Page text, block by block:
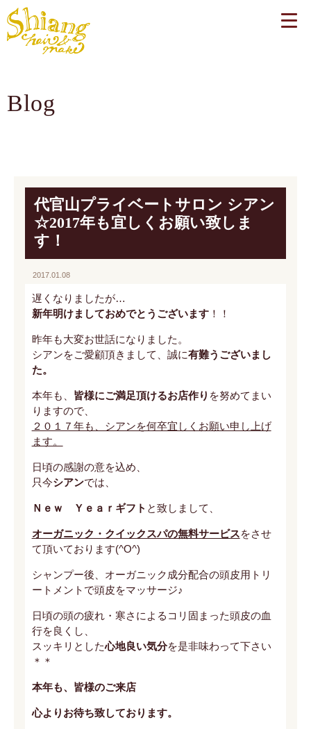
Blog
代官山プライベートサロン シアン
☆2017年も宜しくお願い致しま
す！
2017.01.08
遅くなりましたが…
新年明けましておめでとうございます！！
昨年も大変お世話になりました。
シアンをご愛顧頂きまして、誠に有難うございまし
た。
本年も、 皆様にご満足頂けるお店作り を努めてまい
りますので、
２０１７年も、シアンを何卒宜しくお願い申し上げ
ます。
日頃の感謝の意を込め、
只今シアンでは、
Ｎｅｗ Ｙｅａｒギフト と致しまして、
オーガニック・クイックスパの無料サービスをさせ
て頂いております(^O^)
シャンプー後、オーガニック成分配合の頭皮用トリ
ートメントで頭皮をマッサージ♪
日頃の頭の疲れ・寒さによるコリ固まった頭皮の血
行を良くし、
スッキリとした心地良い気分を是非味わって下さい
＊＊
本年も、皆様のご来店
心よりお待ち致しております。